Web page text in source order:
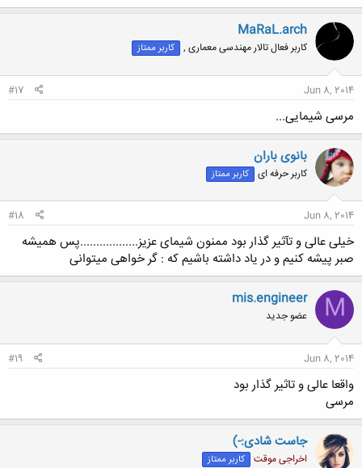
MaRaL.arch
کاربر فعال تالار مهندسی معماری , کاربر ممتاز
Jun 8, 2014
#17
مرسی شیمایی...
بانوی باران
کاربر حرفه ای کاربر ممتاز
Jun 8, 2014
#18
خیلی عالی و تآثیر گذار بود ممنون شیمای عزیز..................پس همیشه
صبر پیشه کنیم و در یاد داشته باشیم که : گر خواهی میتوانی
M
mis.engineer
عضو جدید
Jun 8, 2014
#19
واقعا عالی و تاثیر گذار بود
مرسی
جاست شادی:-)
اخراجی موقت کاربر ممتاز